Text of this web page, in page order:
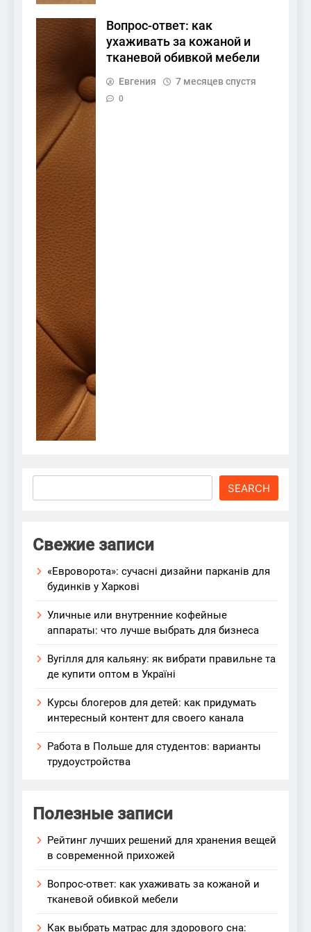
Вопрос-ответ: как
ухаживать за кожаной и
тканевой обивкой мебели
Евгения 7 месяцев спустя
0
SEARCH
Свежие записи
«Евроворота»: сучасні дизайни парканів для
будинків у Харкові
Уличные или внутренние кофейные
аппараты: что лучше выбрать для бизнеса
Вугілля для кальяну: як вибрати правильне та
де купити оптом в Україні
Курсы блогеров для детей: как придумать
интересный контент для своего канала
Работа в Польше для студентов: варианты
трудоустройства
Полезные записи
Рейтинг лучших решений для хранения вещей
в современной прихожей
Вопрос-ответ: как ухаживать за кожаной и
тканевой обивкой мебели
Как выбрать матрас для здорового сна: